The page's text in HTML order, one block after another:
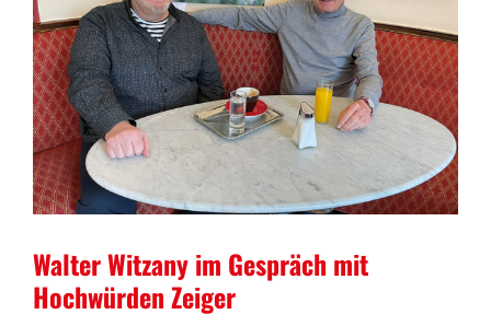
Walter Witzany im Gespräch mit
Hochwürden Zeiger